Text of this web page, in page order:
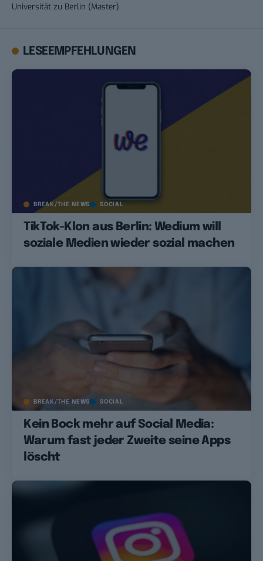
Universität zu Berlin (Master).
LESEEMPFEHLUNGEN
BREAK/THE NEWS SOCIAL
TikTok-Klon aus Berlin: Wedium will
soziale Medien wieder sozial machen
BREAK/THE NEWS SOCIAL
Kein Bock mehr auf Social Media:
Warum fast jeder Zweite seine Apps
löscht